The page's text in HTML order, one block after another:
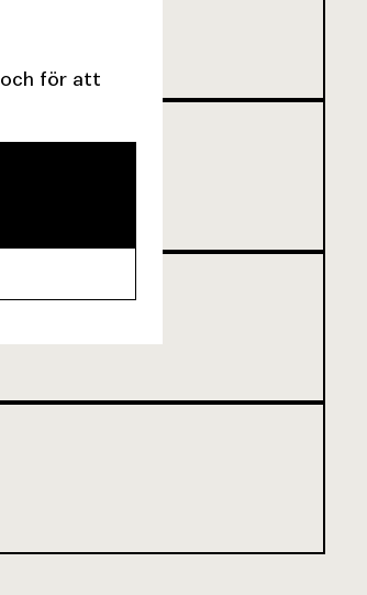
och för att